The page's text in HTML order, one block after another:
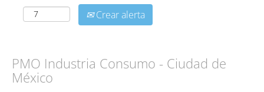
Crear alerta
PMO Industria Consumo - Ciudad de
México